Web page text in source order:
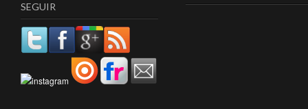
SEGUIR